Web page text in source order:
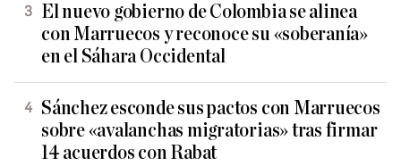
El nuevo gobierno de Colombia se alinea
con Marruecos y reconoce su «soberanía»
en el Sáhara Occidental
Sánchez esconde sus pactos con Marruecos
sobre «avalanchas migratorias» tras firmar
14 acuerdos con Rabat